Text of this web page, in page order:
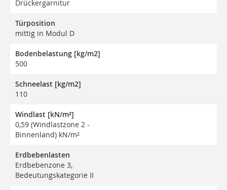
Drückergarnitur
Türposition
mittig in Modul D
Bodenbelastung [kg/m2]
500
Schneelast [kg/m2]
110
Windlast [kN/m²]
0,59 (Windlastzone 2 -
Binnenland) kN/m²
Erdbebenlasten
Erdbebenzone 3,
Bedeutungskategorie II